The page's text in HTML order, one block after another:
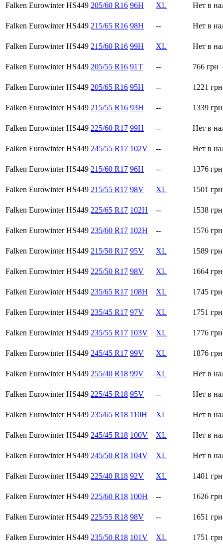
Falken Eurowinter HS449 205/60 R16 96H XL Нет в
Falken Eurowinter HS449 215/65 R16 98H -- Нет в
Falken Eurowinter HS449 215/60 R16 99H XL Нет в
Falken Eurowinter HS449 205/55 R16 91T -- 766 грн
Falken Eurowinter HS449 205/65 R16 95H -- 1221 грн
Falken Eurowinter HS449 215/55 R16 93H -- 1339 грн
Falken Eurowinter HS449 225/60 R17 99H -- Нет в
Falken Eurowinter HS449 245/55 R17 102V -- Нет в
Falken Eurowinter HS449 215/60 R17 96H -- 1376 грн
Falken Eurowinter HS449 215/55 R17 98V XL 1501 грн
Falken Eurowinter HS449 225/65 R17 102H -- 1538 грн
Falken Eurowinter HS449 235/60 R17 102H -- 1576 грн
Falken Eurowinter HS449 215/50 R17 95V XL 1589 грн
Falken Eurowinter HS449 225/50 R17 98V XL 1664 грн
Falken Eurowinter HS449 235/65 R17 108H XL 1745 грн
Falken Eurowinter HS449 235/45 R17 97V XL 1751 грн
Falken Eurowinter HS449 235/55 R17 103V XL 1776 грн
Falken Eurowinter HS449 245/45 R17 99V XL 1876 грн
Falken Eurowinter HS449 255/40 R18 99V XL Нет в
Falken Eurowinter HS449 225/45 R18 95V -- Нет в
Falken Eurowinter HS449 235/65 R18 110H XL Нет в
Falken Eurowinter HS449 245/45 R18 100V XL Нет в
Falken Eurowinter HS449 245/50 R18 104V XL Нет в
Falken Eurowinter HS449 225/40 R18 92V XL 1401 грн
Falken Eurowinter HS449 225/60 R18 100H -- 1626 грн
Falken Eurowinter HS449 225/55 R18 98V -- 1651 грн
Falken Eurowinter HS449 235/50 R18 101V XL 1751 грн